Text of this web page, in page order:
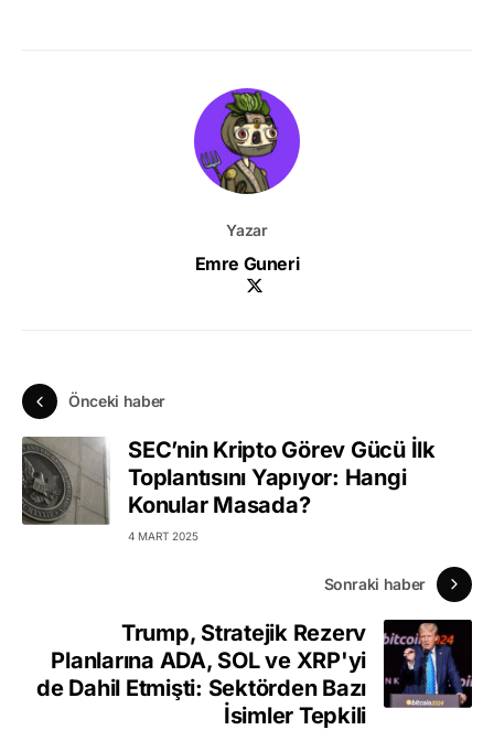
Yazar
Emre Guneri
Önceki haber
SEC’nin Kripto Görev Gücü İlk
Toplantısını Yapıyor: Hangi
Konular Masada?
4 MART 2025
Sonraki haber
Trump, Stratejik Rezerv
Planlarına ADA, SOL ve XRP'yi
de Dahil Etmişti: Sektörden Bazı
İsimler Tepkili